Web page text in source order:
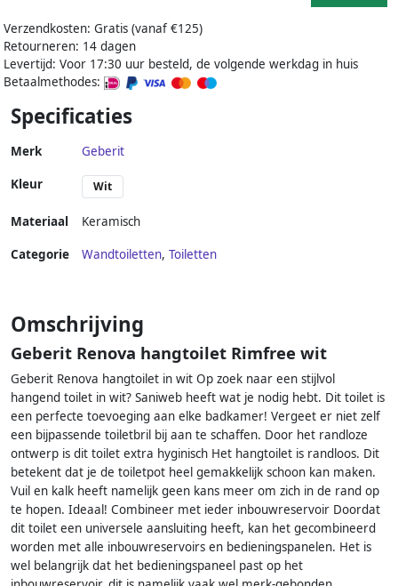
Verzendkosten: Gratis (vanaf €125)
Retourneren: 14 dagen
Levertijd: Voor 17:30 uur besteld, de volgende werkdag in huis
Betaalmethodes:
Specificaties
Merk Geberit
Kleur Wit
Materiaal Keramisch
Categorie Wandtoiletten, Toiletten
Omschrijving
Geberit Renova hangtoilet Rimfree wit
Geberit Renova hangtoilet in wit Op zoek naar een stijlvol
hangend toilet in wit? Saniweb heeft wat je nodig hebt. Dit toilet is
een perfecte toevoeging aan elke badkamer! Vergeet er niet zelf
een bijpassende toiletbril bij aan te schaffen. Door het randloze
ontwerp is dit toilet extra hyginisch Het hangtoilet is randloos. Dit
betekent dat je de toiletpot heel gemakkelijk schoon kan maken.
Vuil en kalk heeft namelijk geen kans meer om zich in de rand op
te hopen. Ideaal! Combineer met ieder inbouwreservoir Doordat
dit toilet een universele aansluiting heeft, kan het gecombineerd
worden met alle inbouwreservoirs en bedieningspanelen. Het is
wel belangrijk dat het bedieningspaneel past op het